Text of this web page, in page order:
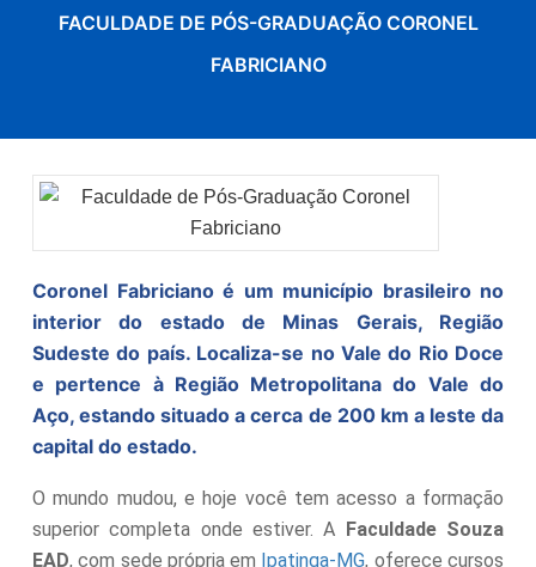
FACULDADE DE PÓS-GRADUAÇÃO CORONEL
FABRICIANO
Coronel Fabriciano é um município brasileiro no
interior do estado de Minas Gerais, Região
Sudeste do país. Localiza-se no Vale do Rio Doce
e pertence à Região Metropolitana do Vale do
Aço, estando situado a cerca de 200 km a leste da
capital do estado.
O mundo mudou, e hoje você tem acesso a formação
superior completa onde estiver. A Faculdade Souza
EAD, com sede própria em Ipatinga-MG, oferece cursos